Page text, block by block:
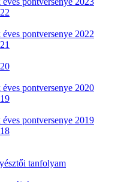
pontversenye 2022
pontversenye 2020
pontversenye 2019
tanfolyam